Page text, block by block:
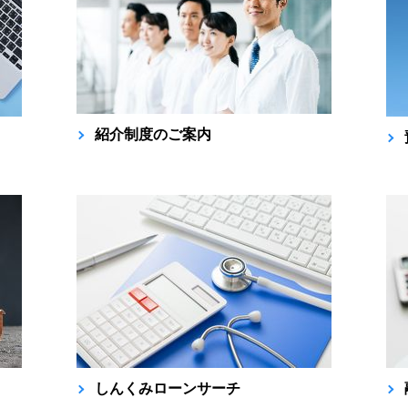
紹介制度のご案内
しんくみローンサーチ